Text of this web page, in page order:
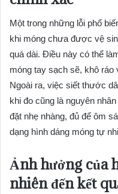
Một trong những lỗi phổ
khi móng chưa được vệ
quá dài. Điều này có thể
móng tay sạch sẽ, khô
Ngoài ra, việc siết thước
khi đo cũng là nguyên
đặt nhẹ nhàng, đủ để ôm
dạng hình dáng móng tự
Ảnh hưởng của
nhiên đến kết